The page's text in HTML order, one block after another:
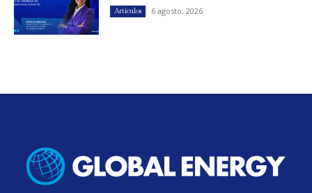
Artículos 6 agosto, 2026